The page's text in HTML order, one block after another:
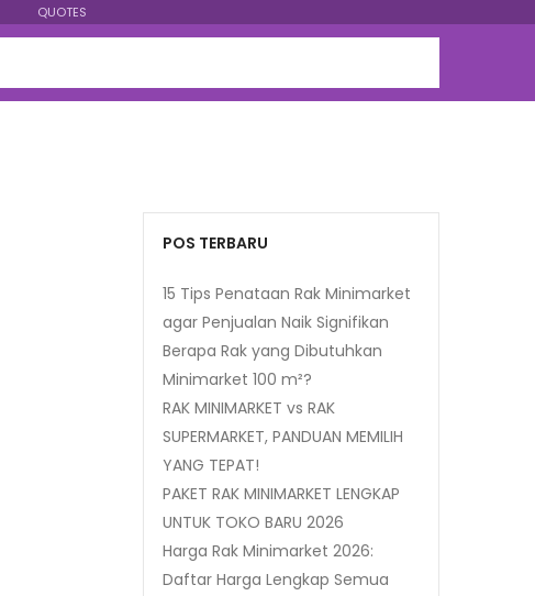
QUOTES
POS TERBARU
15 Tips Penataan Rak Minimarket
agar Penjualan Naik Signifikan
Berapa Rak yang Dibutuhkan
Minimarket 100 m²?
RAK MINIMARKET vs RAK
SUPERMARKET, PANDUAN MEMILIH
YANG TEPAT!
PAKET RAK MINIMARKET LENGKAP
UNTUK TOKO BARU 2026
Harga Rak Minimarket 2026:
Daftar Harga Lengkap Semua